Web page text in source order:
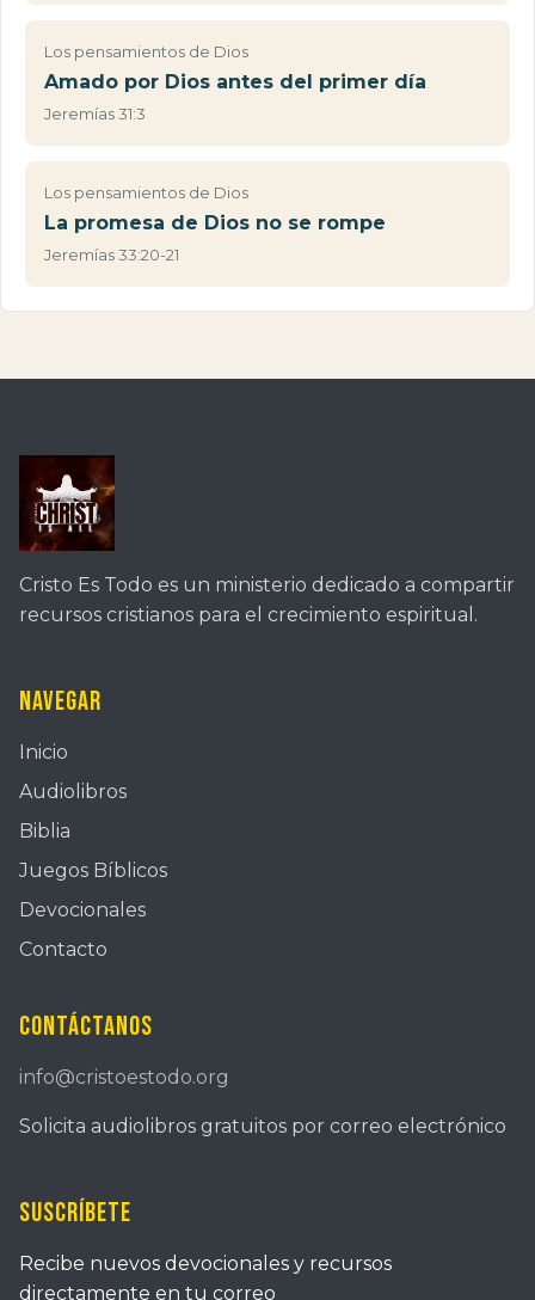
Los pensamientos de Dios
Amado por Dios antes del primer día
Jeremías 31:3
Los pensamientos de Dios
La promesa de Dios no se rompe
Jeremías 33:20-21
Cristo Es Todo es un ministerio dedicado a compartir
recursos cristianos para el crecimiento espiritual.
Navegar
Inicio
Audiolibros
Biblia
Juegos Bíblicos
Devocionales
Contacto
Contáctanos
info@cristoestodo.org
Solicita audiolibros gratuitos por correo electrónico
Suscríbete
Recibe nuevos devocionales y recursos
directamente en tu correo